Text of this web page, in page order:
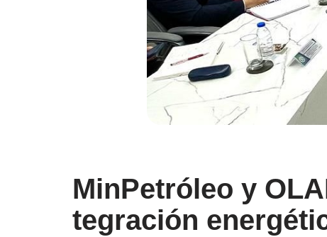
MinPetróleo y
tegración